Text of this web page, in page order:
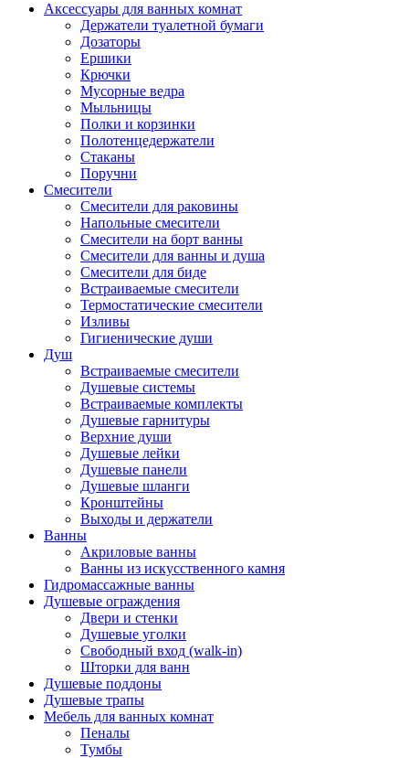
Аксессуары для ванных комнат
Держатели туалетной бумаги
Дозаторы
Ершики
Крючки
Мусорные ведра
Мыльницы
Полки и корзинки
Полотенцедержатели
Стаканы
Поручни
Смесители
Смесители для раковины
Напольные смесители
Смесители на борт ванны
Смесители для ванны и душа
Смесители для биде
Встраиваемые смесители
Термостатические смесители
Изливы
Гигиенические души
Душ
Встраиваемые смесители
Душевые системы
Встраиваемые комплекты
Душевые гарнитуры
Верхние души
Душевые лейки
Душевые панели
Душевые шланги
Кронштейны
Выходы и держатели
Ванны
Акриловые ванны
Ванны из искусственного камня
Гидромассажные ванны
Душевые ограждения
Двери и стенки
Душевые уголки
Свободный вход (walk-in)
Шторки для ванн
Душевые поддоны
Душевые трапы
Мебель для ванных комнат
Пеналы
Тумбы